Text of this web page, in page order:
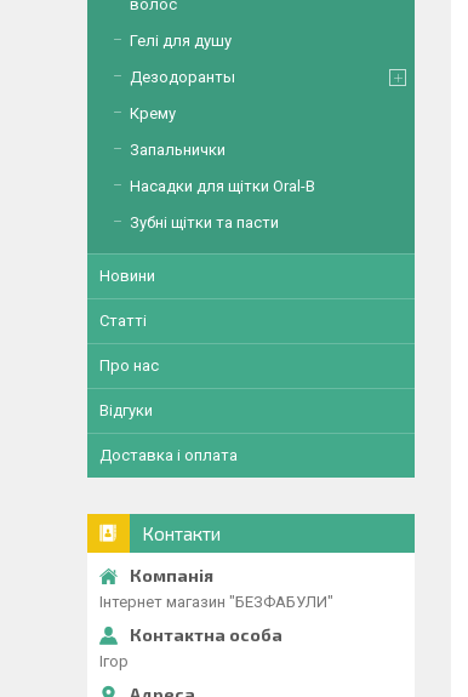
волос
Гелі для душу
Дезодоранты
Крему
Запальнички
Насадки для щітки Oral-B
Зубні щітки та пасти
Новини
Статті
Про нас
Відгуки
Доставка і оплата
Контакти
Інтернет магазин "БЕЗФАБУЛИ"
Ігор